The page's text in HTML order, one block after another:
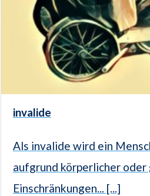
invalide
Als invalide wird ein
aufgrund körperlicher
Einschränkungen... [...]